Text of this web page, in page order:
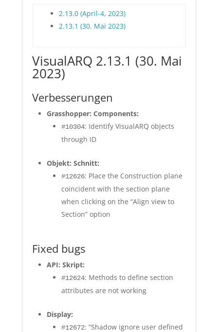
2.13.0 (April-4, 2023)
2.13.1 (30. Mai 2023)
VisualARQ 2.13.1 (30. Mai
2023)
Verbesserungen
Grasshopper: Components:
#10304: Identify VisualARQ objects
through ID
Objekt: Schnitt:
#12626: Place the Construction plane
coincident with the section plane
when clicking on the “Align view to
Section” option
Fixed bugs
API: Skript:
#12624: Methods to define section
attributes are not working
Display:
#12672: “Shadow ignore user defined